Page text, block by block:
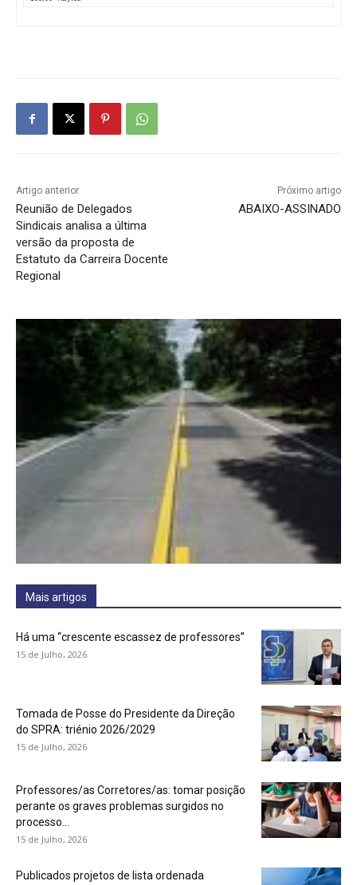
Artigo anterior
Reunião de Delegados
Sindicais analisa a última
versão da proposta de
Estatuto da Carreira Docente
Regional
Próximo artigo
ABAIXO-ASSINADO
Mais artigos
Há uma “crescente escassez de professores”
15 de Julho, 2026
Tomada de Posse do Presidente da Direção
do SPRA: triénio 2026/2029
15 de Julho, 2026
Professores/as Corretores/as: tomar posição
perante os graves problemas surgidos no
processo...
15 de Julho, 2026
Publicados projetos de lista ordenada